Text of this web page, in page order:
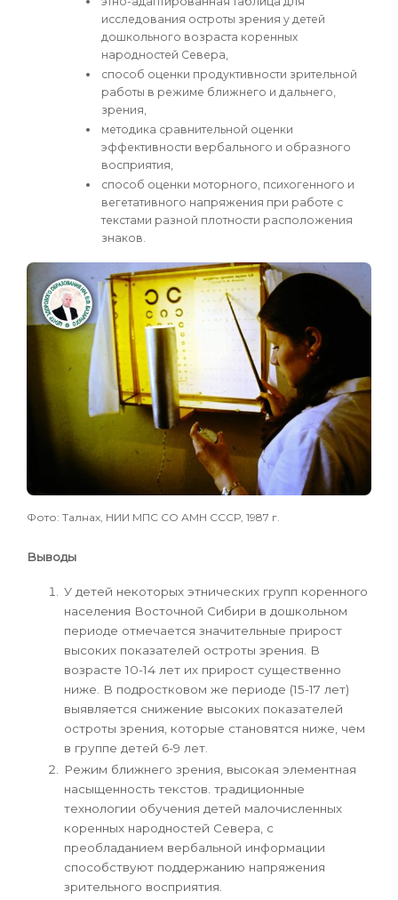
исследования остроты зрения у детей
дошкольного возраста коренных
народностей Севера,
способ оценки продуктивности зрительной
работы в режиме ближнего и дальнего,
зрения,
методика сравнительной оценки
эффективности вербального и образного
восприятия,
способ оценки моторного, психогенного и
вегетативного напряжения при работе с
текстами разной плотности расположения
знаков.
Фото: Талнах, НИИ МПС СО АМН СССР, 1987 г.
Выводы
У детей некоторых этнических групп коренного
населения Восточной Сибири в дошкольном
периоде отмечается значительные прирост
высоких показателей остроты зрения. В
возрасте 10-14 лет их прирост существенно
ниже. В подростковом же периоде (15-17 лет)
выявляется снижение высоких показателей
остроты зрения, которые становятся ниже, чем
в группе детей 6-9 лет.
Режим ближнего зрения, высокая элементная
насыщенность тек­стов. традиционные
технологии обучения детей малочисленных
корен­ных народностей Севера, с
преобладанием вербальной информации
способствуют поддержанию напряжения
зрительного восприятия.